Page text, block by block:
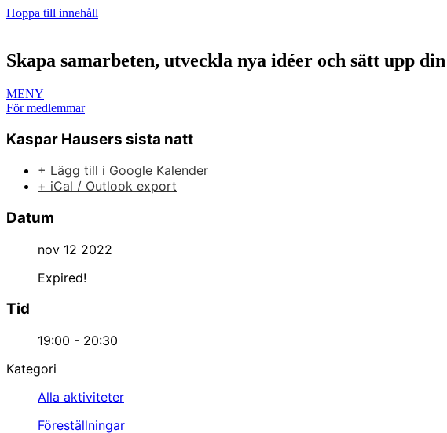
Hoppa till innehåll
Skapa samarbeten, utveckla nya idéer och sätt upp
MENY
För medlemmar
Kaspar Hausers sista natt
+ Lägg till i Google Kalender
+ iCal / Outlook export
Datum
nov 12 2022
Expired!
Tid
19:00 - 20:30
Kategori
Alla aktiviteter
Föreställningar